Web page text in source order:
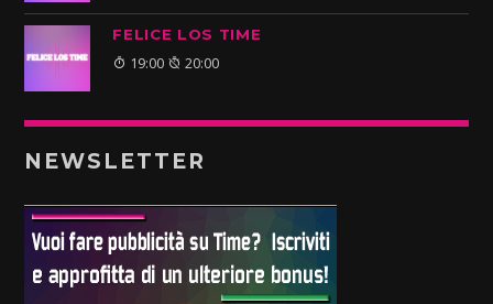
FELICE LOS TIME
19:00 20:00
NEWSLETTER